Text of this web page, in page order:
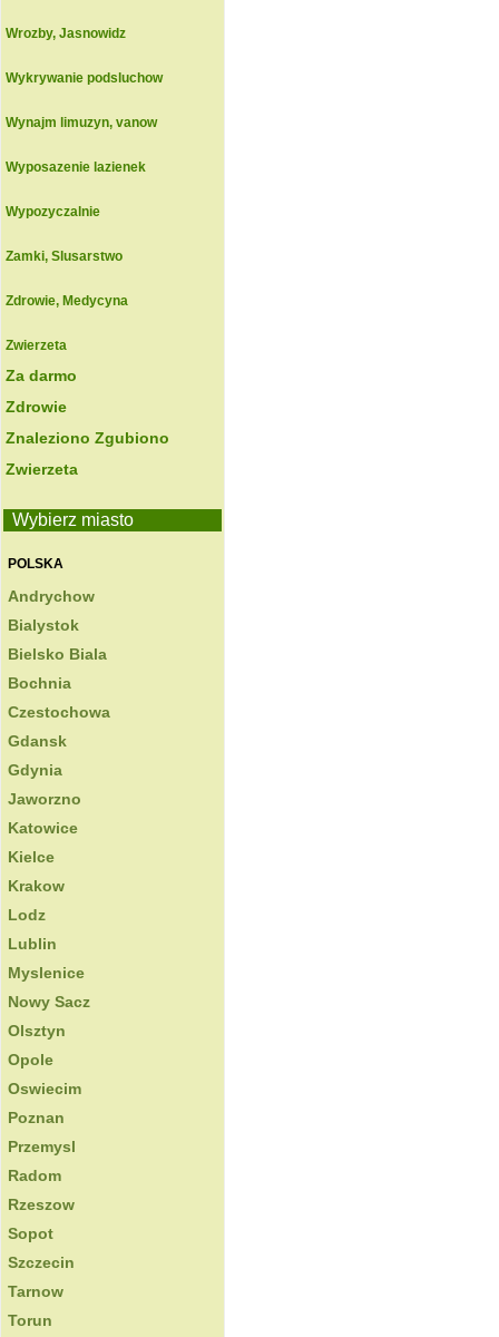
Wrozby, Jasnowidz
Wykrywanie podsluchow
Wynajm limuzyn, vanow
Wyposazenie lazienek
Wypozyczalnie
Zamki, Slusarstwo
Zdrowie, Medycyna
Zwierzeta
Za darmo
Zdrowie
Znaleziono Zgubiono
Zwierzeta
Wybierz miasto
POLSKA
Andrychow
Bialystok
Bielsko Biala
Bochnia
Czestochowa
Gdansk
Gdynia
Jaworzno
Katowice
Kielce
Krakow
Lodz
Lublin
Myslenice
Nowy Sacz
Olsztyn
Opole
Oswiecim
Poznan
Przemysl
Radom
Rzeszow
Sopot
Szczecin
Tarnow
Torun